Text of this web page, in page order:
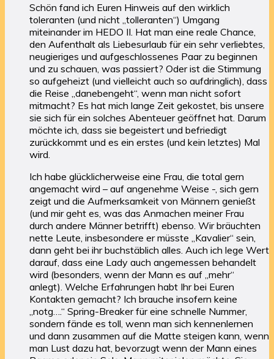
Schön fand ich Euren Hinweis auf den wirklich
toleranten (und nicht „tolleranten“) Umgang
miteinander im HEDO II. Hat man eine reale Chance,
den Aufenthalt als Liebesurlaub für ein sehr verliebtes,
neugieriges und aufgeschlossenes Paar zu beginnen
und zu schauen, was passiert? Oder ist die Stimmung
so aufgeheizt (und vielleicht auch so aufdringlich), dass
die Reise „danebengeht“, wenn man nicht sofort
mitmacht? Es hat mich lange Zeit gekostet, bis unsere
sie sich für ein solches Abenteuer geöffnet hat. Darum
möchte ich, dass sie begeistert und befriedigt
zurückkommt und es ein erstes (und kein letztes) Mal
wird.
Ich habe glücklicherweise eine Frau, die total gern
angemacht wird – auf angenehme Weise -, sich gern
zeigt und die Aufmerksamkeit von Männern genießt
(und mir geht es, was das Anmachen meiner Frau
durch andere Männer betrifft) ebenso. Wir bräuchten
nette Leute, insbesondere er müsste „Kavalier“ sein,
dann geht bei ihr buchstäblich alles. Auch ich lege Wert
darauf, dass eine Lady auch angemessen behandelt
wird (besonders, wenn der Mann es auf „mehr“
anlegt). Welche Erfahrungen habt Ihr bei Euren
Kontakten gemacht? Ich brauche insofern keine
„notg….“ Spring-Breaker für eine schnelle Nummer,
sondern fände es toll, wenn man sich kennenlernen
und dann zusammen auf die Matte steigen kann, wenn
man Lust dazu hat, bevorzugt wenn der Mann eines